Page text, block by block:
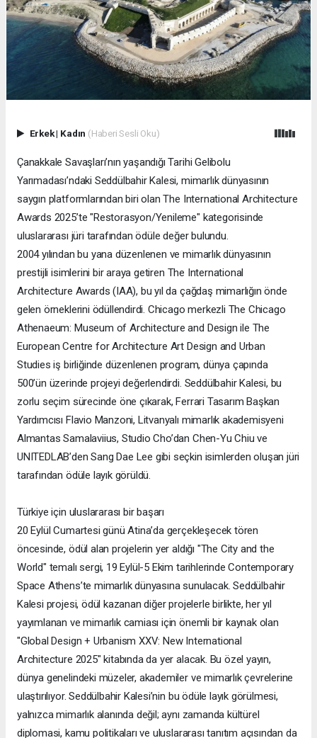
Erkek| Kadın (Haberi Sesli Oku)
Çanakkale Savaşları’nın yaşandığı Tarihi Gelibolu
Yarımadası’ndaki Seddülbahir Kalesi, mimarlık dünyasının
saygın platformlarından biri olan The International Architecture
Awards 2025’te "Restorasyon/Yenileme" kategorisinde
uluslararası jüri tarafından ödüle değer bulundu.
2004 yılından bu yana düzenlenen ve mimarlık dünyasının
prestijli isimlerini bir araya getiren The International
Architecture Awards (IAA), bu yıl da çağdaş mimarlığın önde
gelen örneklerini ödüllendirdi. Chicago merkezli The Chicago
Athenaeum: Museum of Architecture and Design ile The
European Centre for Architecture Art Design and Urban
Studies iş birliğinde düzenlenen program, dünya çapında
500’ün üzerinde projeyi değerlendirdi. Seddülbahir Kalesi, bu
zorlu seçim sürecinde öne çıkarak, Ferrari Tasarım Başkan
Yardımcısı Flavio Manzoni, Litvanyalı mimarlık akademisyeni
Almantas Samalaviius, Studio Cho’dan Chen-Yu Chiu ve
UNITEDLAB’den Sang Dae Lee gibi seçkin isimlerden oluşan jüri
tarafından ödüle layık görüldü.
Türkiye için uluslararası bir başarı
20 Eylül Cumartesi günü Atina’da gerçekleşecek tören
öncesinde, ödül alan projelerin yer aldığı "The City and the
World" temalı sergi, 19 Eylül-5 Ekim tarihlerinde Contemporary
Space Athens’te mimarlık dünyasına sunulacak. Seddülbahir
Kalesi projesi, ödül kazanan diğer projelerle birlikte, her yıl
yayımlanan ve mimarlık camiası için önemli bir kaynak olan
"Global Design + Urbanism XXV: New International
Architecture 2025" kitabında da yer alacak. Bu özel yayın,
dünya genelindeki müzeler, akademiler ve mimarlık çevrelerine
ulaştırılıyor. Seddülbahir Kalesi’nin bu ödüle layık görülmesi,
yalnızca mimarlık alanında değil; aynı zamanda kültürel
diplomasi, kamu politikaları ve uluslararası tanıtım açısından da